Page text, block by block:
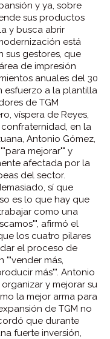
y ya, sobre
sus productos
y busca abrir
está
sus gestores, que
de impresión
anuales del 30
esfuerzo a la plantilla
de TGM
víspera de Reyes,
en la
Antonio Gómez,
mejorar"" y
afectada por la
del sector.
sí que
es lo que hay que
como una
afirmó el
los cuatro pilares
el proceso de
más,
más"". Antonio
y mejorar su
la mejor arma para
de TGM no
que durante
fuerte inversión,